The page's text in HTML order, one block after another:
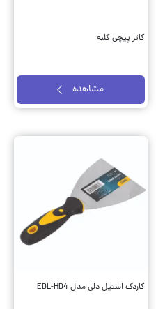
کاتر پیچی کلبه
مشاهده
کاردک استیل دلی مدل EDL-HD4